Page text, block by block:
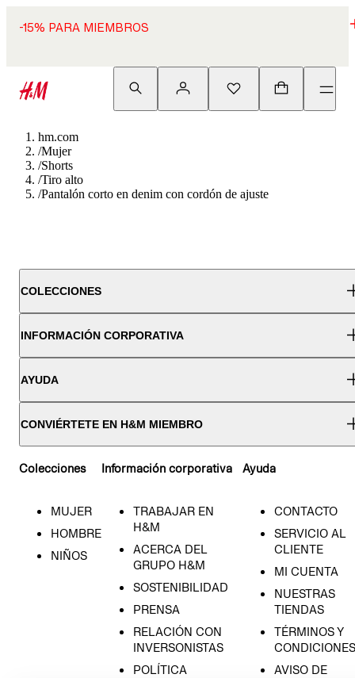
-15% PARA MIEMBROS
hm.com
/Mujer
/Shorts
/Tiro alto
/Pantalón corto en denim con cordón de ajuste
COLECCIONES
INFORMACIÓN CORPORATIVA
AYUDA
CONVIÉRTETE EN H&M MIEMBRO
Colecciones
MUJER
HOMBRE
NIÑOS
Información corporativa
TRABAJAR EN
H&M
ACERCA DEL
GRUPO H&M
SOSTENIBILIDAD
PRENSA
RELACIÓN CON
INVERSONISTAS
POLÍTICA
Ayuda
CONTACTO
SERVICIO AL
CLIENTE
MI CUENTA
NUESTRAS
TIENDAS
TÉRMINOS Y
CONDICIONES
AVISO DE